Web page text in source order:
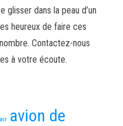
glisser dans la peau d’un
heureux de faire ces
Contactez-nous
à votre écoute.
avion de